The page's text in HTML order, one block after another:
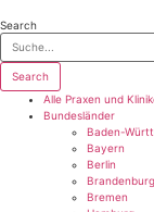
Inhalt
wechseln
Search
Search
Alle Praxen und
Bundesländer
Baden-
Bayern
Berlin
Brandenburg
Bremen